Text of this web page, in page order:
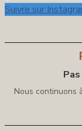
Suivre sur
Nous continuons